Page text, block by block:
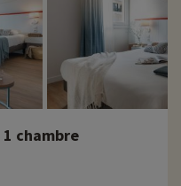
chambre